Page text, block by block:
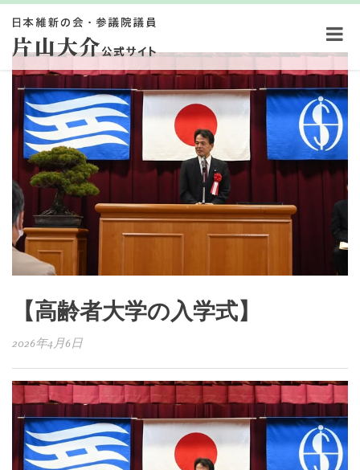
【高齢者大学の入学式】
2026年4月6日